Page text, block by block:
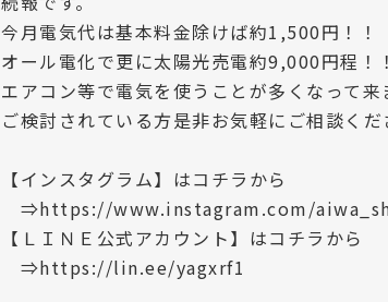
今月電気代は基本料金除けば約1,500円！！
オール電化で更に太陽光売電約9,000円程！！
エアコン等で電気を使うことが多くなって来
ご検討されている方是非お気軽にご相談くだ
【インスタグラム】はコチラから
⇒https://www.instagram.com/
【ＬＩＮＥ公式アカウント】はコチラから
⇒https://lin.ee/yagxrf1